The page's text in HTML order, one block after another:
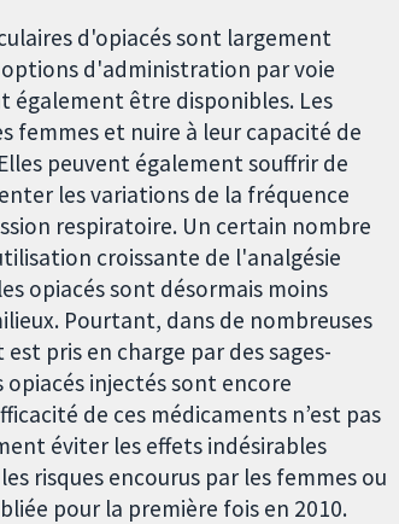
d'opiacés sont largement
d'administration par voie
également être disponibles. Les
femmes et nuire à leur capacité de
peuvent également souffrir de
les variations de la fréquence
respiratoire. Un certain nombre
croissante de l'analgésie
opiacés sont désormais moins
Pourtant, dans de nombreuses
pris en charge par des sages-
injectés sont encore
de ces médicaments n’est pas
éviter les effets indésirables
risques encourus par les femmes ou
pour la première fois en 2010.